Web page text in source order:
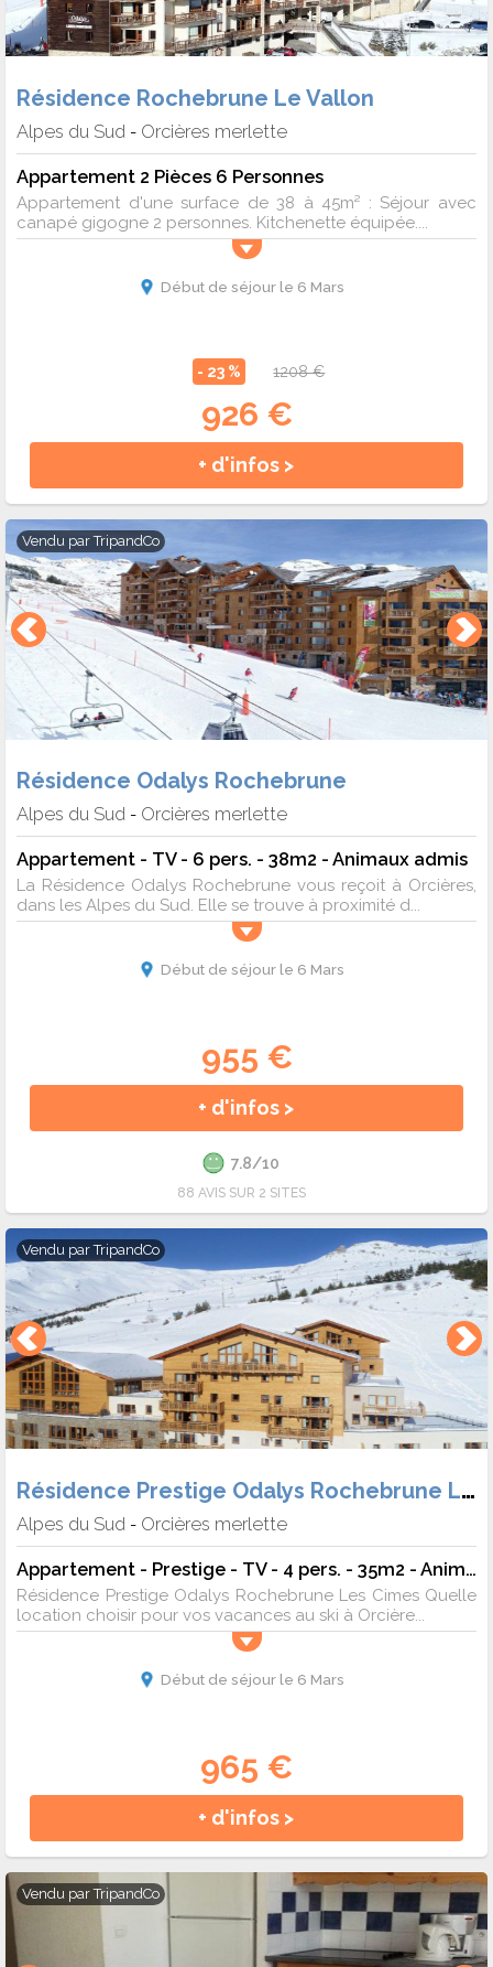
Résidence Rochebrune Le Vallon
Alpes du Sud - Orcières merlette
Appartement 2 Pièces 6 Personnes
Appartement d'une surface de 38 à 45m² : Séjour avec
canapé gigogne 2 personnes. Kitchenette équipée....
Début de séjour le 6 Mars
- 23 % 1208 €
926 €
+ d'infos >
Vendu parTripandCo
Résidence Odalys Rochebrune
Alpes du Sud - Orcières merlette
Appartement - TV - 6 pers. - 38m2 - Animaux admis
La Résidence Odalys Rochebrune vous reçoit à Orcières,
dans les Alpes du Sud. Elle se trouve à proximité d...
Début de séjour le 6 Mars
955 €
+ d'infos >
7.8/10
88 AVIS SUR 2 SITES
Vendu parTripandCo
Résidence Prestige Odalys Rochebrune Les Cimes
Alpes du Sud - Orcières merlette
Appartement - Prestige - TV - 4 pers. - 35m2 - Animaux admis
Résidence Prestige Odalys Rochebrune Les Cimes Quelle
location choisir pour vos vacances au ski à Orcière...
Début de séjour le 6 Mars
965 €
+ d'infos >
Vendu parTripandCo